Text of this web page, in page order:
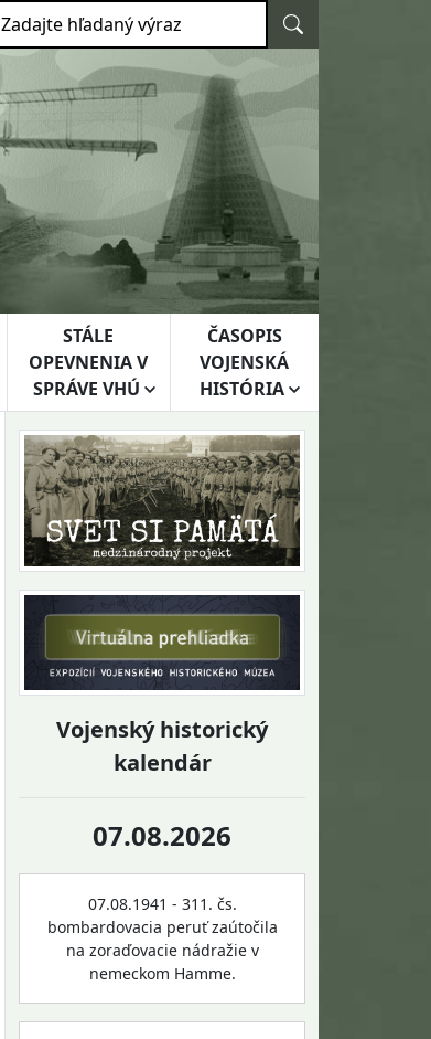
Zadajte hľadaný výraz Vyhľadať
STÁLE
OPEVNENIA V
SPRÁVE VHÚ
ČASOPIS
VOJENSKÁ
HISTÓRIA
Vojenský historický
kalendár
07.08.2026
07.08.1941 - 311. čs.
bombardovacia peruť zaútočila
na zoraďovacie nádražie v
nemeckom Hamme.